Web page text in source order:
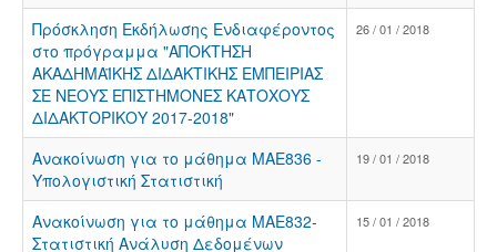
Πρόσκληση Εκδήλωσης Ενδιαφέροντος
στο πρόγραμμα "ΑΠΟΚΤΗΣΗ
ΑΚΑΔΗΜΑΪΚΗΣ ΔΙΔΑΚΤΙΚΗΣ ΕΜΠΕΙΡΙΑΣ
ΣΕ ΝΕΟΥΣ ΕΠΙΣΤΗΜΟΝΕΣ ΚΑΤΟΧΟΥΣ
ΔΙΔΑΚΤΟΡΙΚΟΥ 2017-2018"
26 / 01 / 2018
Ανακοίνωση για το μάθημα ΜΑΕ836 -
Υπολογιστική Στατιστική
19 / 01 / 2018
Ανακοίνωση για το μάθημα ΜΑΕ832-
Στατιστική Ανάλυση Δεδομένων
15 / 01 / 2018